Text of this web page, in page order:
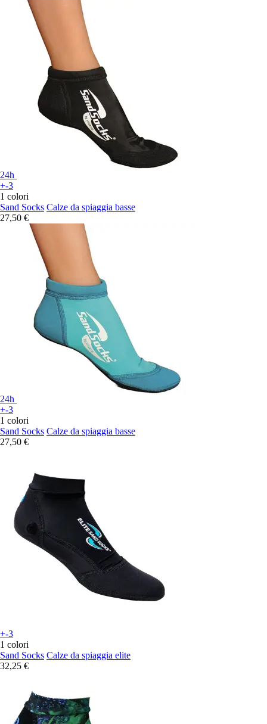
24h
+-3
1 colori
Sand Socks Calze da spiaggia basse
27,50 €
24h
+-3
1 colori
Sand Socks Calze da spiaggia basse
27,50 €
+-3
1 colori
Sand Socks Calze da spiaggia elite
32,25 €